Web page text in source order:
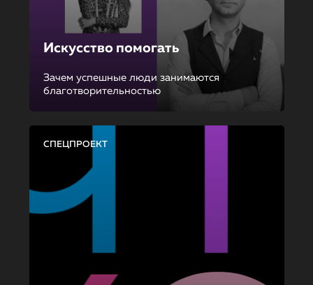
Искусство помогать
Зачем успешные люди занимаются
благотворительностью
СПЕЦПРОЕКТ